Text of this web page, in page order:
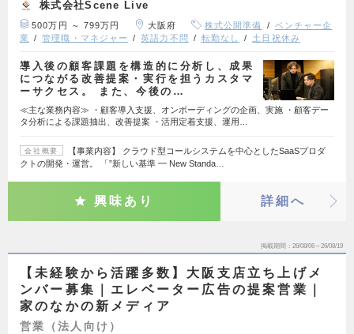
株式会社Scene Live
500万円 ～ 799万円 大阪府 株式公開準備
ベンチャー企
業
管理職・マネジャー 英語力不問 転勤なし 土日祝休み
導入後の顧客課題を構造的に分析し、成果
につながる改善提案・実行を担うカスタマ
ーサクセス。 また、今後の…
≪主な業務内容≫ ・顧客導入支援、オンボーディングの企画、実施 ・顧客デー
タ分析による課題抽出、改善提案 ・活用定着支援、運用…
会社概要
【事業内容】 クラウド型コールシステムを中心としたSaaSプロダ
クトの開発・運営。 「”新しい基準 ━ New Standa…
興味あり 詳細へ
掲載期間 26/08/06～26/08/19
【未経験から活躍多数】大阪支店立ち上げメ
ンバー募集｜エレベーター広告の提案営業｜
家のなかの新メディア
営業（法人向け）